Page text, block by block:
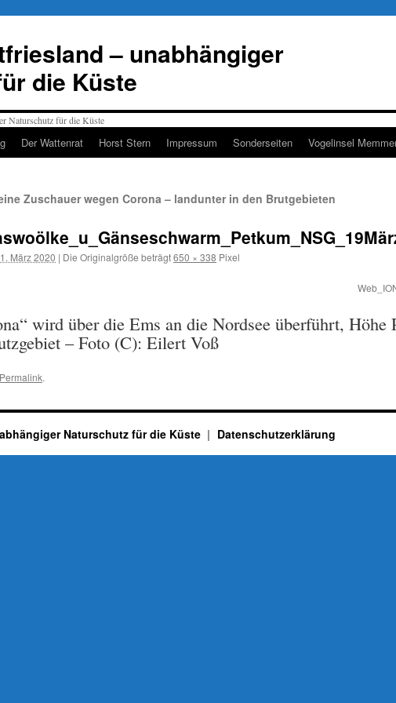
– unabhängiger
die Küste
Der Wattenrat Horst Stern Impressum Sonderseiten Vogelinsel
Zuschauer wegen Corona – landunter in den Brutgebieten
März 2020 | Die Originalgröße beträgt650 × 338 Pixel
wird über die Ems an die Nordsee überführt, Höhe
– Foto (C): Eilert Voß
Permalink.
Naturschutz für die Küste Datenschutzerklärung